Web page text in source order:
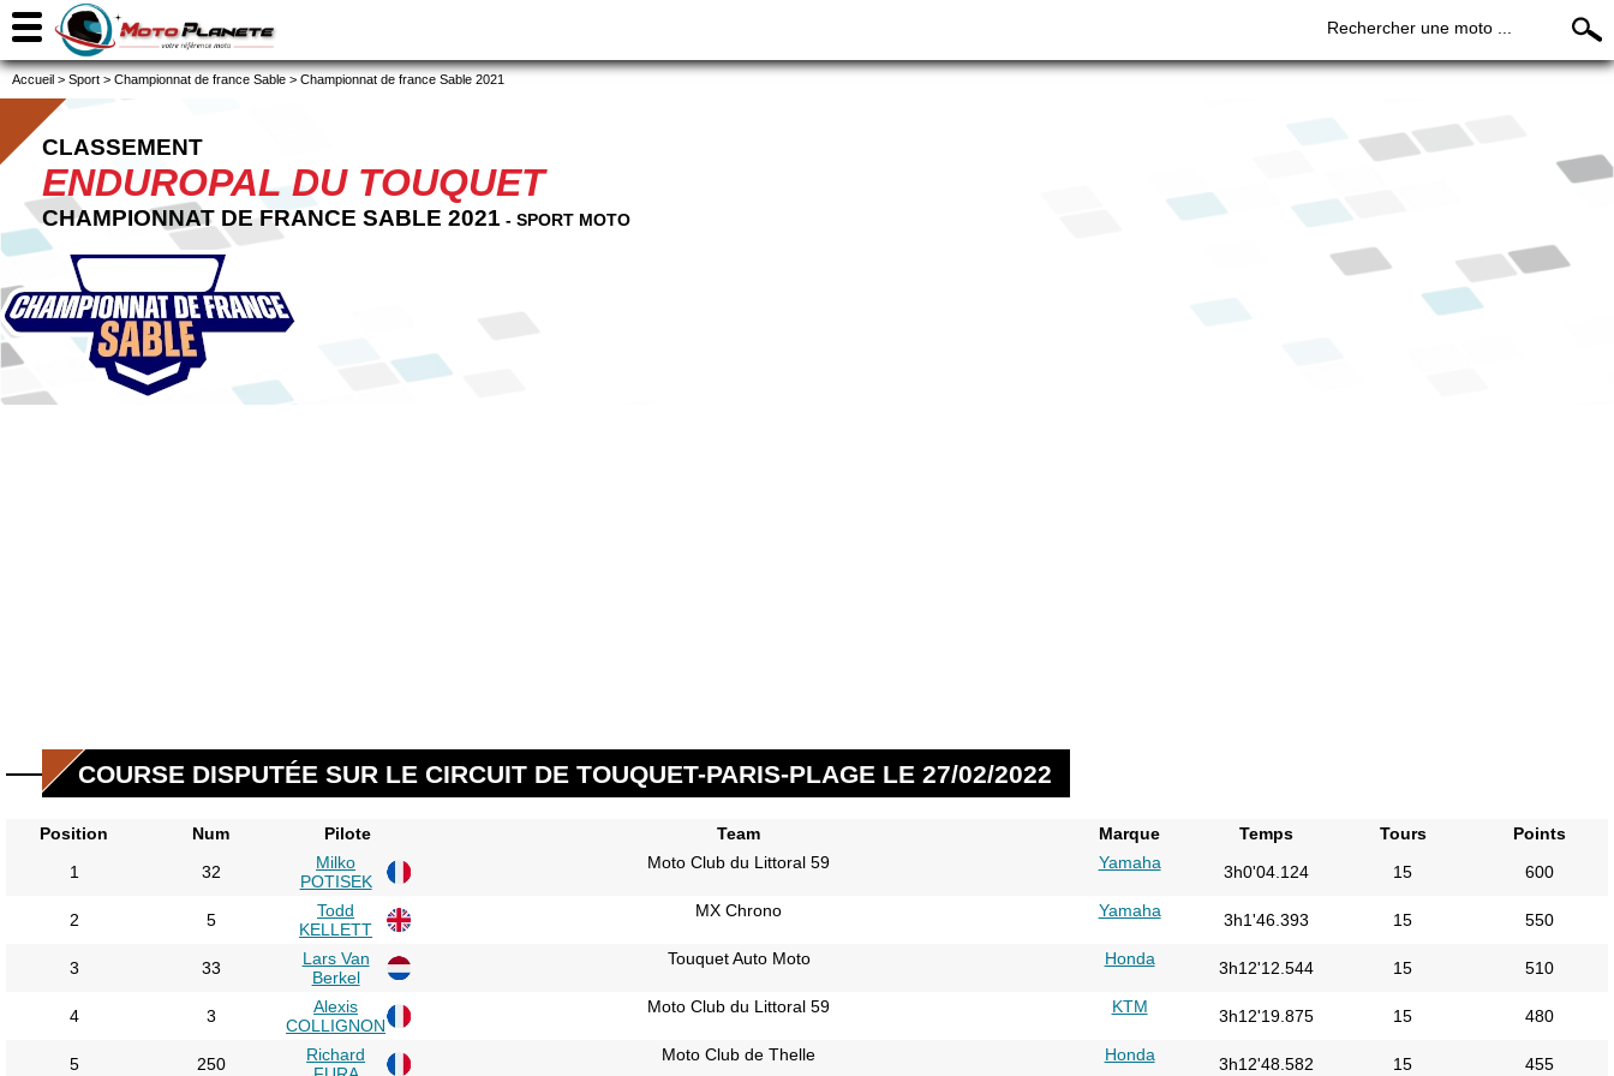
Rechercher une moto ...
Accueil > Sport > Championnat de france Sable > Championnat de france Sable 2021
CLASSEMENT
ENDUROPAL DU TOUQUET
CHAMPIONNAT DE FRANCE SABLE 2021 - SPORT MOTO
COURSE DISPUTÉE SUR LE CIRCUIT DE TOUQUET-PARIS-PLAGE LE 27/02/2022
Position Num Pilote Team Marque Temps Tours
Points
1
32
Milko
POTISEK
Moto Club du Littoral 59 Yamaha 3h0'04.124 15 600
2 5
Todd
KELLETT
MX Chrono Yamaha 3h1'46.393 15 550
3 33
Lars Van
Berkel
Touquet Auto Moto Honda 3h12'12.544 15 510
4 3
Alexis
COLLIGNON
Moto Club du Littoral 59 KTM 3h12'19.875 15 480
5 250
Richard
Moto Club de Thelle Honda 3h12'48.582 15 455